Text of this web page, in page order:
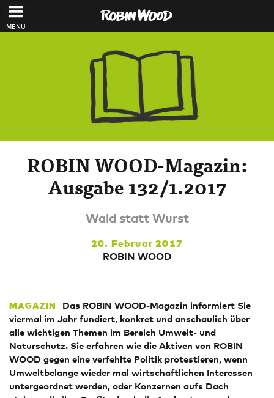
Direkt zum Inhalt
ROBIN WOOD-Magazin:
Ausgabe 132/1.2017
Wald statt Wurst
20. Februar 2017
ROBIN WOOD
MAGAZIN
Das ROBIN WOOD-Magazin informiert Sie
viermal im Jahr fundiert, konkret und anschaulich über
alle wichtigen Themen im Bereich Umwelt- und
Naturschutz. Sie erfahren wie die Aktiven von ROBIN
WOOD gegen eine verfehlte Politik protestieren, wenn
Umweltbelange wieder mal wirtschaftlichen Interessen
untergeordnet werden, oder Konzernen aufs Dach